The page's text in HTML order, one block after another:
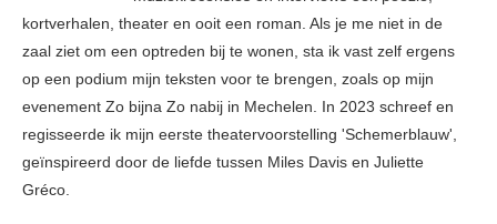
kortverhalen, theater en ooit een roman. Als je me niet in de
zaal ziet om een optreden bij te wonen, sta ik vast zelf ergens
op een podium mijn teksten voor te brengen, zoals op mijn
evenement Zo bijna Zo nabij in Mechelen. In 2023 schreef en
regisseerde ik mijn eerste theatervoorstelling 'Schemerblauw',
geïnspireerd door de liefde tussen Miles Davis en Juliette
Gréco.